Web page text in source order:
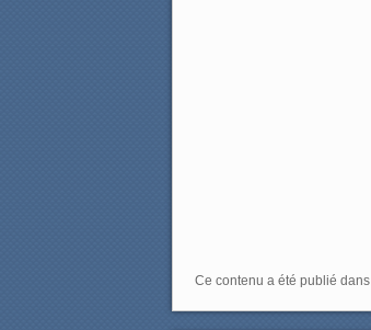
Ce contenu a été publié dans